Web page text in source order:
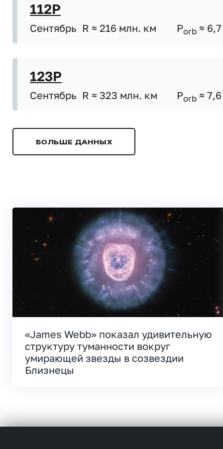
112P
Сентябрь R ≈ 216 млн. км Porb ≈ 6,7
123P
Сентябрь R ≈ 323 млн. км Porb ≈ 7,6
БОЛЬШЕ ДАННЫХ
«James Webb» показал удивительную
структуру туманности вокруг
умирающей звезды в созвездии
Близнецы